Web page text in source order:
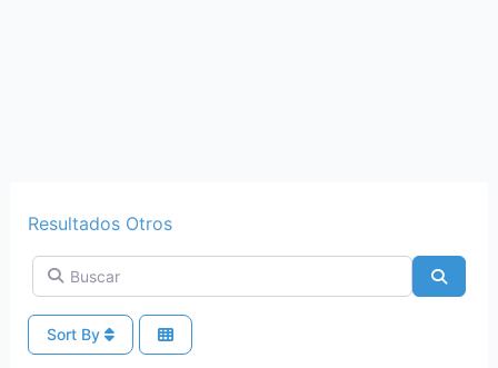
Resultados Otros
Buscar
Sort By